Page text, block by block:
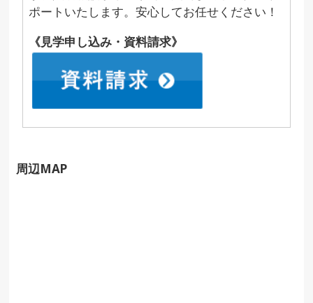
ポートいたします。安心してお任せください！
《見学申し込み・資料請求》
周辺MAP